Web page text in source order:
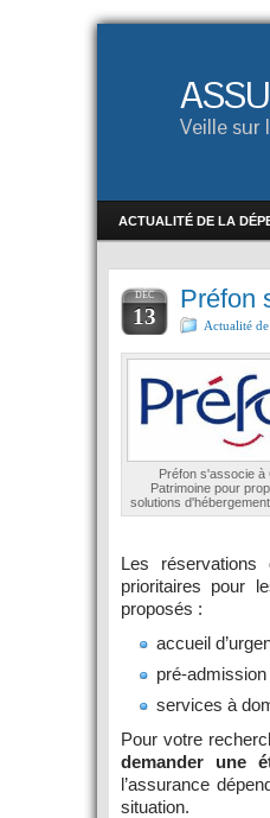
Veille
ACTUALITÉ DE LA
DÉC
13
Préfon
Actualité
Préfon s'associe à
Patrimoine pour
solutions
Les
prioritaires pour
proposés :
accueil
pré-
services à
Pour votre
demander une
l’assurance
situation.